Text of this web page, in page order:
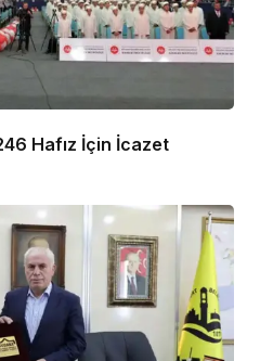
Hafız İçin İcazet